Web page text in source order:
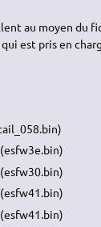
au moyen du
est pris en